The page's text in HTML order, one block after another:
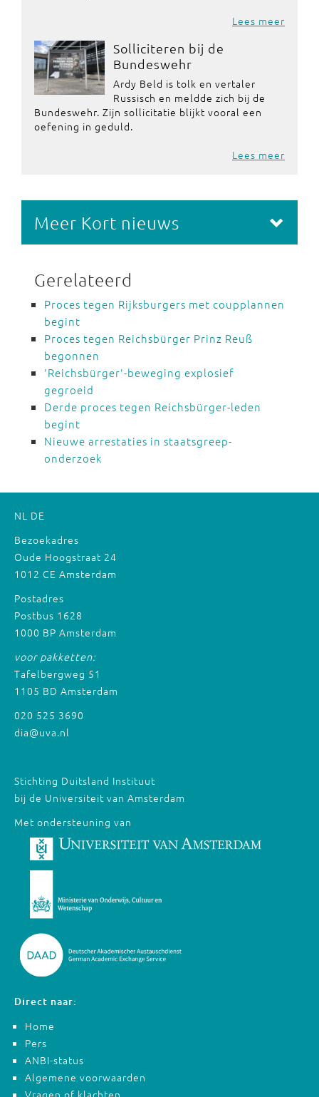
Lees meer
Solliciteren bij de
Bundeswehr
Ardy Beld is tolk en vertaler
Russisch en meldde zich bij de
Bundeswehr. Zijn sollicitatie blijkt vooral een
oefening in geduld.
Lees meer
Meer Kort nieuws
Gerelateerd
Proces tegen Rijksburgers met coupplannen
begint
Proces tegen Reichsbürger Prinz Reuß
begonnen
'Reichsbürger'-beweging explosief
gegroeid
Derde proces tegen Reichsbürger-leden
begint
Nieuwe arrestaties in staatsgreep-
onderzoek
NL DE
Bezoekadres
Oude Hoogstraat 24
1012 CE Amsterdam
Postadres
Postbus 1628
1000 BP Amsterdam
voor pakketten:
Tafelbergweg 51
1105 BD Amsterdam
020 525 3690
dia@uva.nl
Stichting Duitsland Instituut
bij de Universiteit van Amsterdam
Met ondersteuning van
Direct naar:
Home
Pers
ANBI-status
Algemene voorwaarden
Vragen of klachten